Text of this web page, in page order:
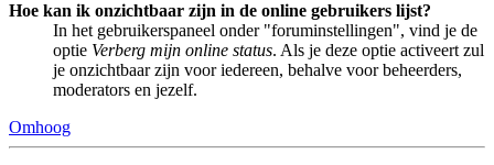
Hoe kan ik onzichtbaar zijn in de online gebruikers lijst?
In het gebruikerspaneel onder "foruminstellingen", vind je de
optie Verberg mijn online status. Als je deze optie activeert zul
je onzichtbaar zijn voor iedereen, behalve voor beheerders,
moderators en jezelf.
Omhoog